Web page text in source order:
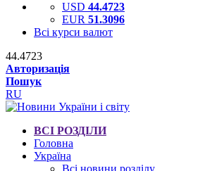
USD 44.4723
EUR 51.3096
Всі курси валют
44.4723
Авторизація
Пошук
RU
ВСІ РОЗДІЛИ
Головна
Україна
Всі новини розділу